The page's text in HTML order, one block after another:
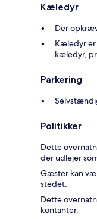
Kæledyr
Der
Kæledyr er
kæledyr,
Parkering
Politikker
Dette
der udlejer
Gæster kan
stedet.
Dette
kontanter.